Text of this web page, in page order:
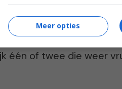
kans er toch een
kans 7 op 1.000. Van
één of twee die weer
Meer opties